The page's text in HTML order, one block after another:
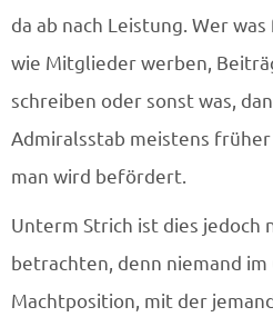
da ab nach Leistung. Wer
wie Mitglieder werben,
schreiben oder sonst was,
Admiralsstab meistens
man wird befördert.
Unterm Strich ist dies jedoch
betrachten, denn niemand
Machtposition, mit der